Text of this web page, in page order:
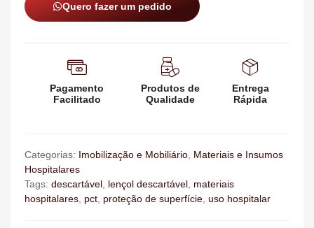
Quero fazer um pedido
Pagamento
Facilitado
Produtos de
Qualidade
Entrega
Rápida
Categorias: Imobilização e Mobiliário, Materiais e Insumos
Hospitalares
Tags: descartável, lençol descartável, materiais
hospitalares, pct, proteção de superfície, uso hospitalar